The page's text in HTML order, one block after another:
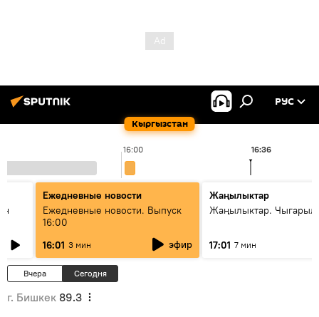
Кыргызстан
РУС
16:00 16:36
Ежедневные новости
Ежедневные новости. Выпуск
16:00
16:01 3 мин эфир
Жаңылыктар
Жаңылыктар.
17:01 7 мин
Вчера Сегодня
г. Бишкек 89.3